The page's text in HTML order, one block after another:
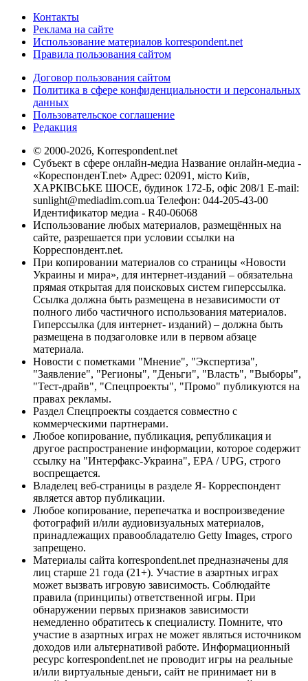
Контакты
Реклама на сайте
Использование материалов korrespondent.net
Правила пользования сайтом
Договор пользования сайтом
Политика в сфере конфиденциальности и персональных
данных
Пользовательское соглашение
Редакция
© 2000-2026, Korrespondent.net
Субъект в сфере онлайн-медиа Название онлайн-медиа -
«КореспонденТ.net» Адрес: 02091, місто Київ,
ХАРКІВСЬКЕ ШОСЕ, будинок 172-Б, офіс 208/1 E-mail:
sunlight@mediadim.com.ua Телефон: 044-205-43-00
Идентификатор медиа - R40-06068
Использование любых материалов, размещённых на
сайте, разрешается при условии ссылки на
Корреспондент.net.
При копировании материалов со страницы «Новости
Украины и мира», для интернет-изданий – обязательна
прямая открытая для поисковых систем гиперссылка.
Ссылка должна быть размещена в независимости от
полного либо частичного использования материалов.
Гиперссылка (для интернет- изданий) – должна быть
размещена в подзаголовке или в первом абзаце
материала.
Новости с пометками "Мнение", "Экспертиза",
"Заявление", "Регионы", "Деньги", "Власть", "Выборы",
"Тест-драйв", "Спецпроекты", "Промо" публикуются на
правах рекламы.
Раздел Спецпроекты создается совместно с
коммерческими партнерами.
Любое копирование, публикация, републикация и
другое распространение информации, которое содержит
ссылку на "Интерфакс-Украина", EPA / UPG, строго
воспрещается.
Владелец веб-страницы в разделе Я- Корреспондент
является автор публикации.
Любое копирование, перепечатка и воспроизведение
фотографий и/или аудиовизуальных материалов,
принадлежащих правообладателю Getty Images, строго
запрещено.
Материалы сайта korrespondent.net предназначены для
лиц старше 21 года (21+). Участие в азартных играх
может вызвать игровую зависимость. Соблюдайте
правила (принципы) ответственной игры. При
обнаружении первых признаков зависимости
немедленно обратитесь к специалисту. Помните, что
участие в азартных играх не может являться источником
доходов или альтернативой работе. Информационный
ресурс korrespondent.net не проводит игры на реальные
и/или виртуальные деньги, сайт не принимает ни в